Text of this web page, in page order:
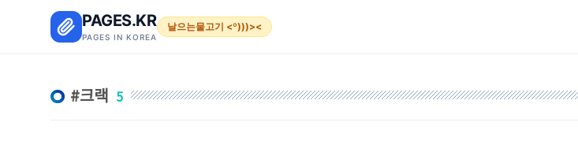
PAGES.KR
PAGES IN KOREA
날으는물고기 <º)))><
크랙 5